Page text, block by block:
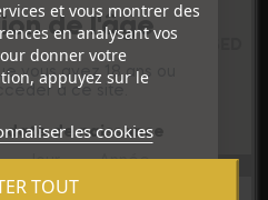
B SWISH - DOIGT
VIBRANT BLEU BTEASED
BASIC
et vous montrer des
en analysant vos
donner votre
appuyez sur le
les cookies
TOUT
de l'âge
vous avez 18 ans ou
à ce site.
de naissance
Jour Année